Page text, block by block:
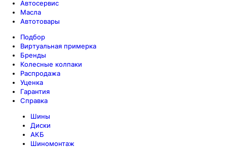
Автосервис
Масла
Автотовары
Подбор
Виртуальная примерка
Бренды
Колесные колпаки
Распродажа
Уценка
Гарантия
Справка
Шины
Диски
АКБ
Шиномонтаж